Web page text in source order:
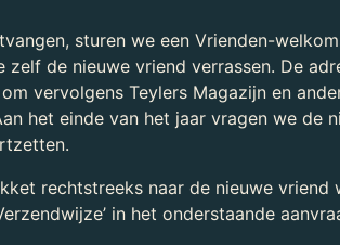
sturen we een Vrienden-
zelf de nieuwe vriend verrassen. De
vervolgens Teylers Magazijn en
het einde van het jaar vragen we de
rechtstreeks naar de nieuwe vriend
in het onderstaande